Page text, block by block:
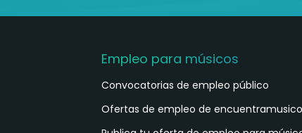
Empleo para músicos
Convocatorias de empleo público
Ofertas de empleo de